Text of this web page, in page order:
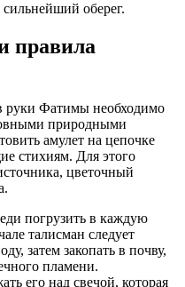
оберег.
правила
руки Фатимы необходимо
природными
амулет на цепочке
стихиям. Для этого
цветочный
погрузить в каждую
талисман следует
затем закопать в почву,
пламени.
его над свечой, которая